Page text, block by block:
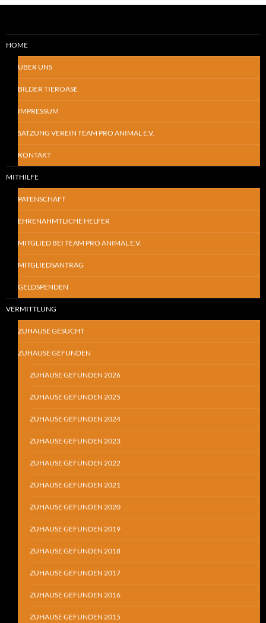
HOME
ÜBER UNS
BILDER TIEROASE
IMPRESSUM
SATZUNG VEREIN TEAM PRO ANIMAL E.V.
KONTAKT
MITHILFE
PATENSCHAFT
EHRENAHMTLICHE HELFER
MITGLIED BEI TEAM PRO ANIMAL E.V.
MITGLIEDSANTRAG
GELDSPENDEN
VERMITTLUNG
ZUHAUSE GESUCHT
ZUHAUSE GEFUNDEN
ZUHAUSE GEFUNDEN 2026
ZUHAUSE GEFUNDEN 2025
ZUHAUSE GEFUNDEN 2024
ZUHAUSE GEFUNDEN 2023
ZUHAUSE GEFUNDEN 2022
ZUHAUSE GEFUNDEN 2021
ZUHAUSE GEFUNDEN 2020
ZUHAUSE GEFUNDEN 2019
ZUHAUSE GEFUNDEN 2018
ZUHAUSE GEFUNDEN 2017
ZUHAUSE GEFUNDEN 2016
ZUHAUSE GEFUNDEN 2015